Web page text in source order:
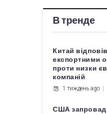
В тренде
Китай
експортними
проти низки
компаній
1 тиждень ago
США